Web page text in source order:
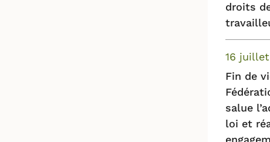
droits
Fin de
salue
loi et
16